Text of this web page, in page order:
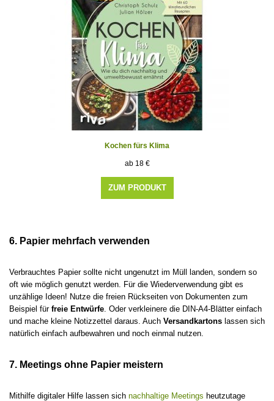
Kochen fürs Klima
18 €
ZUM PRODUKT
6. Papier mehrfach verwenden
Verbrauchtes Papier sollte nicht ungenutzt im Müll landen, sondern so
oft wie möglich genutzt werden. Für die Wiederverwendung gibt es
unzählige Ideen! Nutze die freien Rückseiten von Dokumenten zum
Beispiel für freie Entwürfe . Oder verkleinere die DIN-A4-Blätter einfach
und mache kleine Notizzettel daraus. Auch Versandkartons lassen sich
natürlich einfach aufbewahren und noch einmal nutzen.
7. Meetings ohne Papier meistern
Mithilfe digitaler Hilfe lassen sich nachhaltige Meetings heutzutage